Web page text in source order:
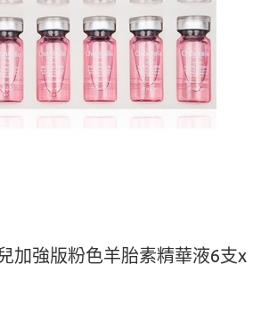
加強版粉色羊胎素精華液6支x